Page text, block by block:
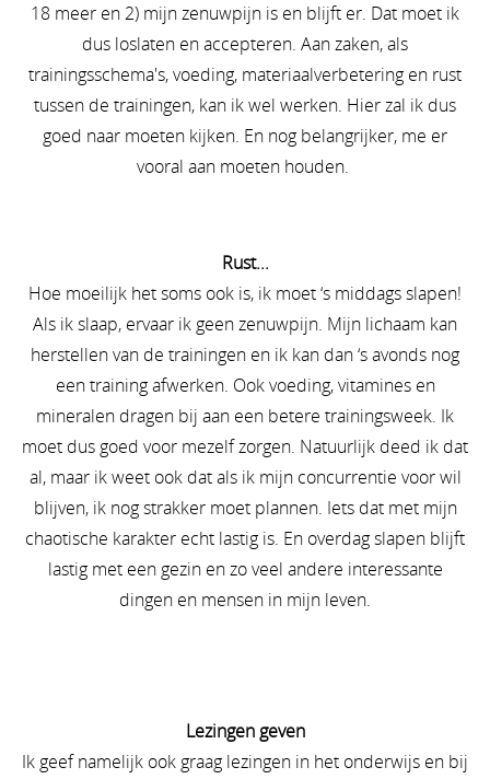
18 meer en 2) mijn zenuwpijn is en blijft er. Dat moet ik
dus loslaten en accepteren. Aan zaken, als
trainingsschema's, voeding, materiaalverbetering en rust
tussen de trainingen, kan ik wel werken. Hier zal ik dus
goed naar moeten kijken. En nog belangrijker, me er
vooral aan moeten houden.
Rust...
Hoe moeilijk het soms ook is, ik moet ‘s middags slapen!
Als ik slaap, ervaar ik geen zenuwpijn. Mijn lichaam kan
herstellen van de trainingen en ik kan dan ‘s avonds nog
een training afwerken. Ook voeding, vitamines en
mineralen dragen bij aan een betere trainingsweek. Ik
moet dus goed voor mezelf zorgen. Natuurlijk deed ik dat
al, maar ik weet ook dat als ik mijn concurrentie voor wil
blijven, ik nog strakker moet plannen. Iets dat met mijn
chaotische karakter echt lastig is. En overdag slapen blijft
lastig met een gezin en zo veel andere interessante
dingen en mensen in mijn leven.
Lezingen geven
Ik geef namelijk ook graag lezingen in het onderwijs en bij